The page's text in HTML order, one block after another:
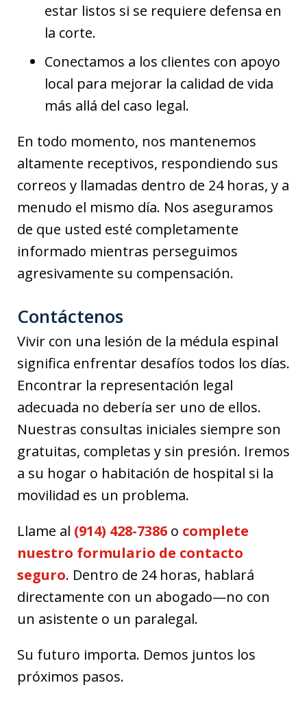
estar listos si se requiere defensa en
la corte.
Conectamos a los clientes con apoyo
local para mejorar la calidad de vida
más allá del caso legal.
En todo momento, nos mantenemos
altamente receptivos, respondiendo sus
correos y llamadas dentro de 24 horas, y a
menudo el mismo día. Nos aseguramos
de que usted esté completamente
informado mientras perseguimos
agresivamente su compensación.
Contáctenos
Vivir con una lesión de la médula espinal
significa enfrentar desafíos todos los días.
Encontrar la representación legal
adecuada no debería ser uno de ellos.
Nuestras consultas iniciales siempre son
gratuitas, completas y sin presión. Iremos
a su hogar o habitación de hospital si la
movilidad es un problema.
Llame al (914) 428-7386 o complete
nuestro formulario de contacto
seguro. Dentro de 24 horas, hablará
directamente con un abogado—no con
un asistente o un paralegal.
Su futuro importa. Demos juntos los
próximos pasos.